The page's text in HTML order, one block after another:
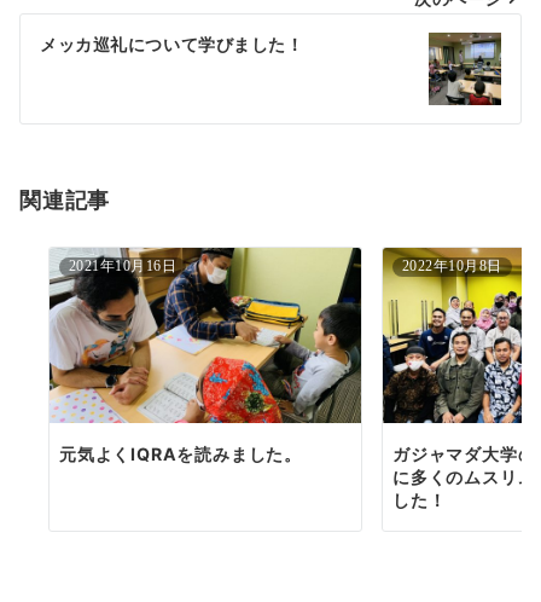
ゲ
シ
ン
メッカ巡礼について学びました！
関連記事
2021年10月16日
元気よくIQRAを読みました。
2022年10月8日
ガジャマダ大学
に多くのムスリ
した！